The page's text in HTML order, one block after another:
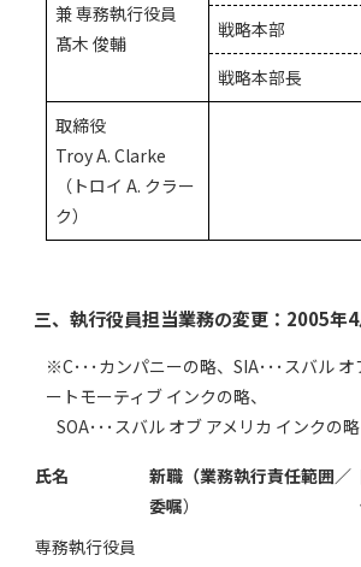
兼 専務執行役員
髙木 俊輔
戦略本部
戦略本部長
取締役
Troy A. Clarke
（トロイ A. クラー
ク）
三、執行役員担当業務の変更：2005年
※C･･･カンパニーの略、SIA･･･スバル オ
ートモーティブ インクの略、
SOA･･･スバル オブ アメリカ インクの略
氏名
新職（業務執行責任範囲／
委嘱）
専務執行役員